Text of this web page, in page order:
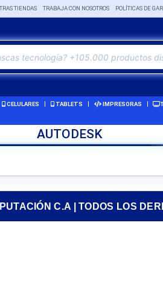
TIENDAS TRABAJA CON NOSOTROS POLÍTICAS DE
CELULARES TABLETS IMPRESORAS
AUTODESK
C.A | TODOS LOS